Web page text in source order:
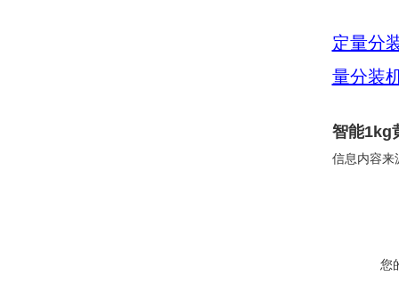
定量分
量分装
智能1kg
信息内容来
您